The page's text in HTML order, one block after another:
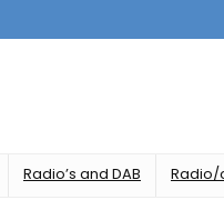
Radio’s and DAB